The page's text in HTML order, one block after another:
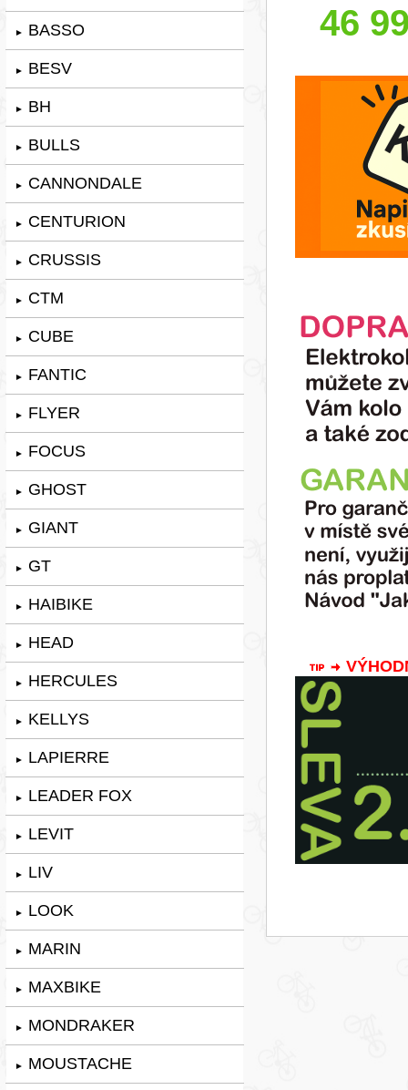
► BASSO
► BESV
► BH
► BULLS
► CANNONDALE
► CENTURION
► CRUSSIS
► CTM
► CUBE
► FANTIC
► FLYER
► FOCUS
► GHOST
► GIANT
► GT
► HAIBIKE
► HEAD
► HERCULES
► KELLYS
► LAPIERRE
► LEADER FOX
► LEVIT
► LIV
► LOOK
► MARIN
► MAXBIKE
► MONDRAKER
► MOUSTACHE
46